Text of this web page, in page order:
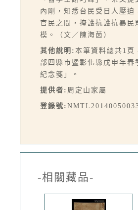
內剛，知悉台民受日人壓迫
官民之間，掩護抗護抗暴民
模。（文／陳海茵）
其他說明: 本筆資料總共1頁
部四縣市暨彰化縣戊申年春
紀念箋」。
提供者: 周定山家屬
登錄號:
-相關藏品-